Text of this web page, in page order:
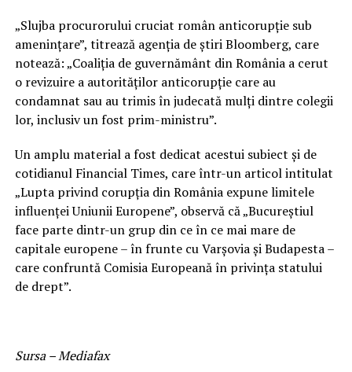
„Slujba procurorului cruciat român anticorupţie sub
ameninţare”, titrează agenţia de ştiri Bloomberg, care
notează: „Coaliţia de guvernământ din România a cerut
o revizuire a autorităţilor anticorupţie care au
condamnat sau au trimis în judecată mulţi dintre colegii
lor, inclusiv un fost prim-ministru”.
Un amplu material a fost dedicat acestui subiect şi de
cotidianul Financial Times, care într-un articol intitulat
„Lupta privind corupţia din România expune limitele
influenţei Uniunii Europene”, observă că „Bucureştiul
face parte dintr-un grup din ce în ce mai mare de
capitale europene – în frunte cu Varşovia şi Budapesta –
care confruntă Comisia Europeană în privinţa statului
de drept”.
Sursa – Mediafax